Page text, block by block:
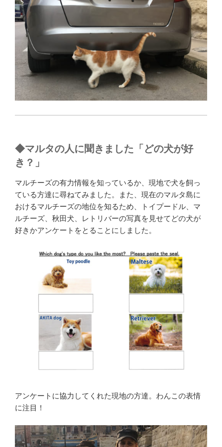
◆マルタの人に聞きました「どの犬が好
き？」
マルチーズの有力情報を知っているか、現地で犬を飼っ
ている方達に尋ねてみました。また、現在のマルタ島に
おけるマルチーズの地位を知るため、トイプードル、マ
ルチーズ、秋田犬、レトリバーの写真を見せてどの犬が
好きかアンケートをとることにしました。
アンケートに協力してくれた現地の方達。わんこの表情
に注目！